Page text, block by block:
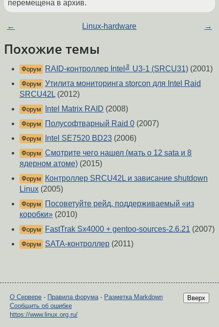
перемещена в архив.
← Linux-hardware →
Похожие темы
Форум RAID-контроллер Intel╝ U3-1 (SRCU31) (2001)
Форум Утилита мониторинга storcon для Intel Raid
SRCU42L (2012)
Форум Intel Matrix RAID (2008)
Форум Полусофтварный Raid 0 (2007)
Форум Intel SE7520 BD23 (2006)
Форум Смотрите чего нашел (мать о 12 sata и 8
ядерном атоме) (2015)
Форум
Контроллер SRCU42L и зависание shutdown
Linux (2005)
Форум
Посоветуйте рейд, поддерживаемый «из
коробки» (2010)
Форум FastTrak Sx4000 + gentoo-sources-2.6.21 (2007)
Форум SATA-контроллер (2011)
Вверх
О Сервере - Правила форума- Разметка Markdown
Сообщить об ошибке
https://www.linux.org.ru/